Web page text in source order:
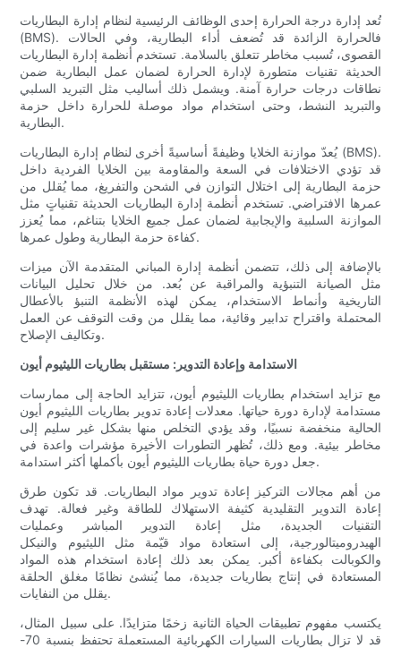
تُعد إدارة درجة الحرارة إحدى الوظائف الرئيسية لنظام إدارة البطاريات
(BMS). فالحرارة الزائدة قد تُضعف أداء البطارية، وفي الحالات
القصوى، تُسبب مخاطر تتعلق بالسلامة. تستخدم أنظمة إدارة البطاريات
الحديثة تقنيات متطورة لإدارة الحرارة لضمان عمل البطارية ضمن
نطاقات درجات حرارة آمنة. ويشمل ذلك أساليب مثل التبريد السلبي
والتبريد النشط، وحتى استخدام مواد موصلة للحرارة داخل حزمة
البطارية.
يُعدّ موازنة الخلايا وظيفةً أساسيةً أخرى لنظام إدارة البطاريات (BMS).
قد تؤدي الاختلافات في السعة والمقاومة بين الخلايا الفردية داخل
حزمة البطارية إلى اختلال التوازن في الشحن والتفريغ، مما يُقلل من
عمرها الافتراضي. تستخدم أنظمة إدارة البطاريات الحديثة تقنياتٍ مثل
الموازنة السلبية والإيجابية لضمان عمل جميع الخلايا بتناغم، مما يُعزز
كفاءة حزمة البطارية وطول عمرها.
بالإضافة إلى ذلك، تتضمن أنظمة إدارة المباني المتقدمة الآن ميزات
مثل الصيانة التنبؤية والمراقبة عن بُعد. من خلال تحليل البيانات
التاريخية وأنماط الاستخدام، يمكن لهذه الأنظمة التنبؤ بالأعطال
المحتملة واقتراح تدابير وقائية، مما يقلل من وقت التوقف عن العمل
وتكاليف الإصلاح.
الاستدامة وإعادة التدوير: مستقبل بطاريات الليثيوم أيون
مع تزايد استخدام بطاريات الليثيوم أيون، تتزايد الحاجة إلى ممارسات
مستدامة لإدارة دورة حياتها. معدلات إعادة تدوير بطاريات الليثيوم أيون
الحالية منخفضة نسبيًا، وقد يؤدي التخلص منها بشكل غير سليم إلى
مخاطر بيئية. ومع ذلك، تُظهر التطورات الأخيرة مؤشرات واعدة في
جعل دورة حياة بطاريات الليثيوم أيون بأكملها أكثر استدامة.
من أهم مجالات التركيز إعادة تدوير مواد البطاريات. قد تكون طرق
إعادة التدوير التقليدية كثيفة الاستهلاك للطاقة وغير فعالة. تهدف
التقنيات الجديدة، مثل إعادة التدوير المباشر وعمليات
الهيدروميتالورجية، إلى استعادة مواد قيّمة مثل الليثيوم والنيكل
والكوبالت بكفاءة أكبر. يمكن بعد ذلك إعادة استخدام هذه المواد
المستعادة في إنتاج بطاريات جديدة، مما يُنشئ نظامًا مغلق الحلقة
يقلل من النفايات.
يكتسب مفهوم تطبيقات الحياة الثانية زخمًا متزايدًا. على سبيل المثال،
قد لا تزال بطاريات السيارات الكهربائية المستعملة تحتفظ بنسبة 70-